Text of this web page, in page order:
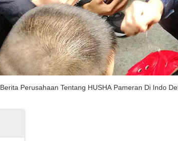
Berita Perusahaan Tentang HUSHA Pameran Di Indo